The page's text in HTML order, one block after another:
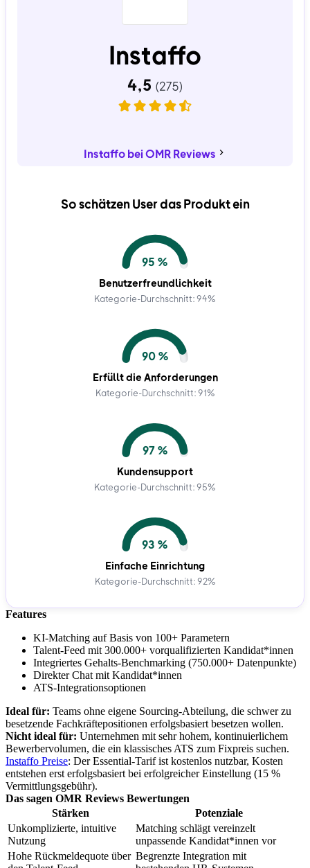
So schätzen User das Produkt ein
95 %
Benutzerfreundlichkeit
Kategorie-Durchschnitt: 94%
90 %
Erfüllt die Anforderungen
Kategorie-Durchschnitt: 91%
97 %
Kundensupport
Kategorie-Durchschnitt: 95%
93 %
Einfache Einrichtung
Kategorie-Durchschnitt: 92%
Instaffo
Instaffo bei OMR Reviews
Features
KI-Matching auf Basis von 100+ Parametern
Talent-Feed mit 300.000+ vorqualifizierten Kandidat*innen
Integriertes Gehalts-Benchmarking (750.000+ Datenpunkte)
Direkter Chat mit Kandidat*innen
ATS-Integrationsoptionen
Ideal für: Teams ohne eigene Sourcing-Abteilung, die schwer zu
besetzende Fachkräftepositionen erfolgsbasiert besetzen wollen.
Nicht ideal für: Unternehmen mit sehr hohem, kontinuierlichem
Bewerbervolumen, die ein klassisches ATS zum Fixpreis suchen.
Instaffo Preise: Der Essential-Tarif ist kostenlos nutzbar, Kosten
entstehen erst erfolgsbasiert bei erfolgreicher Einstellung (15 %
Vermittlungsgebühr).
Das sagen OMR Reviews Bewertungen
Stärken
Potenziale
Unkomplizierte, intuitive
Nutzung
Matching schlägt vereinzelt
unpassende Kandidat*innen vor
Hohe Rückmeldequote über Begrenzte Integration mit